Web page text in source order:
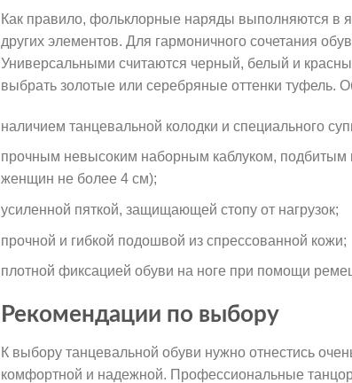
Как правило, фольклорные наряды выполняются в
других элементов. Для гармоничного сочетания
Универсальными считаются черный, белый и
выбрать золотые или серебряные оттенки туфель.
наличием танцевальной колодки и специального
прочным невысоким наборным каблуком, подбитым
женщин не более 4 см);
усиленной пяткой, защищающей стопу от нагрузок;
прочной и гибкой подошвой из спрессованной кожи;
плотной фиксацией обуви на ноге при помощи
Рекомендации по выбору
К выбору танцевальной обуви нужно отнестись
комфортной и надежной. Профессиональные